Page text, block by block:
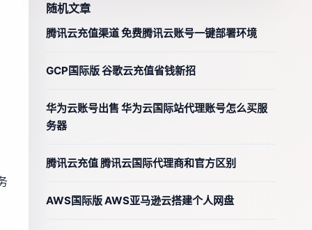
随机文章
腾讯云充值渠道 免费腾讯云账号一键部署环境
GCP国际版 谷歌云充值省钱新招
华为云账号出售 华为云国际站代理账号怎么买服
务器
腾讯云充值 腾讯云国际代理商和官方区别
AWS国际版 AWS亚马逊云搭建个人网盘